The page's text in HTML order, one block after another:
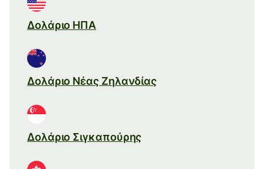
Δολάριο ΗΠΑ
Δολάριο Νέας Ζηλανδίας
Δολάριο Σιγκαπούρης